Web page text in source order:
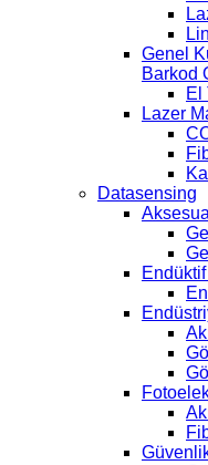
Genel
Barkod
El
Lazer
Datasensing